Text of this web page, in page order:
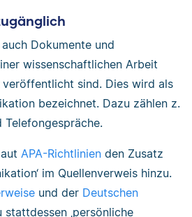
Dokumente und
wissenschaftlichen Arbeit
sind. Dies wird als
bezeichnet. Dazu zählen z.
Telefongespräche.
APA-Richtlinien den Zusatz
im Quellenverweis hinzu.
und der Deutschen
stattdessen ‚persönliche